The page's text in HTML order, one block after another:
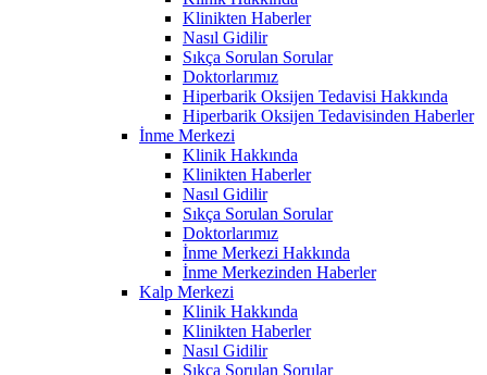
Klinikten Haberler
Nasıl Gidilir
Sıkça Sorulan Sorular
Doktorlarımız
Hiperbarik Oksijen Tedavisi Hakkında
Hiperbarik Oksijen Tedavisinden Haberler
İnme Merkezi
Klinik Hakkında
Klinikten Haberler
Nasıl Gidilir
Sıkça Sorulan Sorular
Doktorlarımız
İnme Merkezi Hakkında
İnme Merkezinden Haberler
Kalp Merkezi
Klinik Hakkında
Klinikten Haberler
Nasıl Gidilir
Sıkça Sorulan Sorular